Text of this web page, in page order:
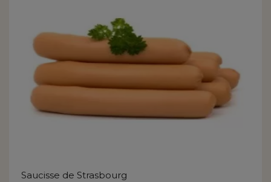
Saucisse de Strasbourg